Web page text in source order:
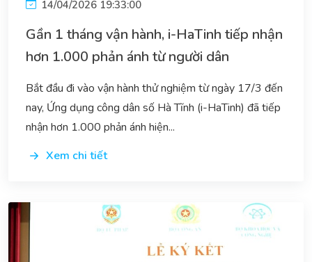
14/04/2026 19:33:00
Gần 1 tháng vận hành, i-HaTinh tiếp nhận
hơn 1.000 phản ánh từ người dân
Bắt đầu đi vào vận hành thử nghiệm từ ngày 17/3 đến
nay, Ứng dụng công dân số Hà Tĩnh (i-HaTinh) đã tiếp
nhận hơn 1.000 phản ánh hiện...
Xem chi tiết